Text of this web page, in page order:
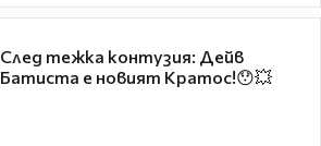
След тежка контузия: Дейв
Батиста е новият Кратос!😯💥